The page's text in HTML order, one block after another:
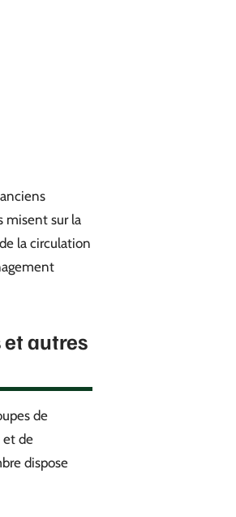
misent sur la
la circulation
et autres
de
et de
dispose